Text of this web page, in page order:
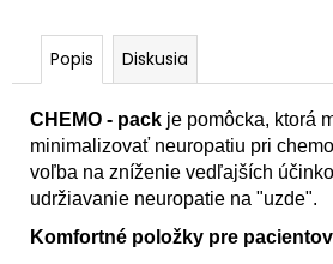
Popis Diskusia
CHEMO - pack je pomôcka, ktorá
minimalizovať neuropatiu pri
voľba na zníženie vedľajších
udržiavanie neuropatie na "uzde".
Komfortné položky pre